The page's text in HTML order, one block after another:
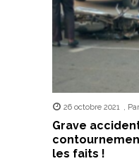
26 octobre 2021 , Par
Grave
les faits !